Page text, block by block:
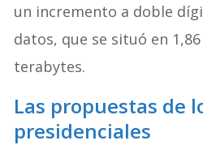
un incremento a doble
datos, que se situó en
terabytes.
Las propuestas de
presidenciales